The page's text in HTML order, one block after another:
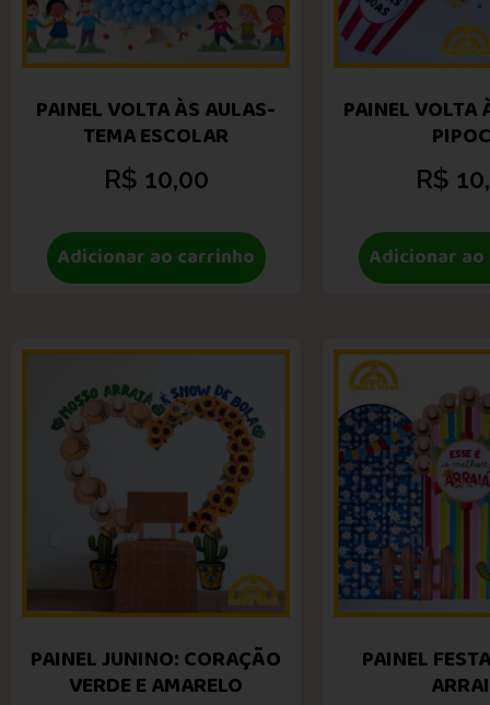
PAINEL VOLTA ÀS AULAS-
TEMA ESCOLAR
R$ 10,00
Adicionar ao carrinho
PAINEL VOLTA
R$
Adicionar
PAINEL JUNINO: CORAÇÃO
VERDE E AMARELO
PAINEL